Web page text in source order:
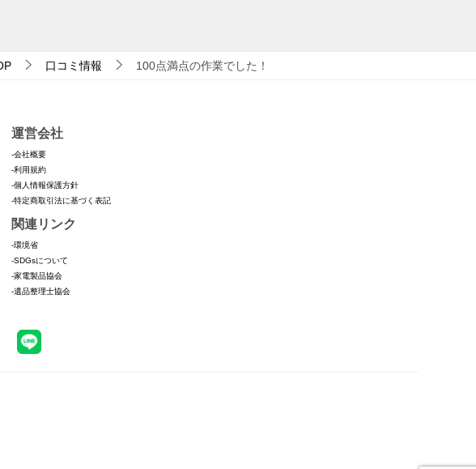
口コミ情報 100点満点の作業でした！
運営会社
-会社概要
-利用規約
-個人情報保護方針
-特定商取引法に基づく表記
関連リンク
-環境省
-SDGsについて
-家電製品協会
-遺品整理士協会